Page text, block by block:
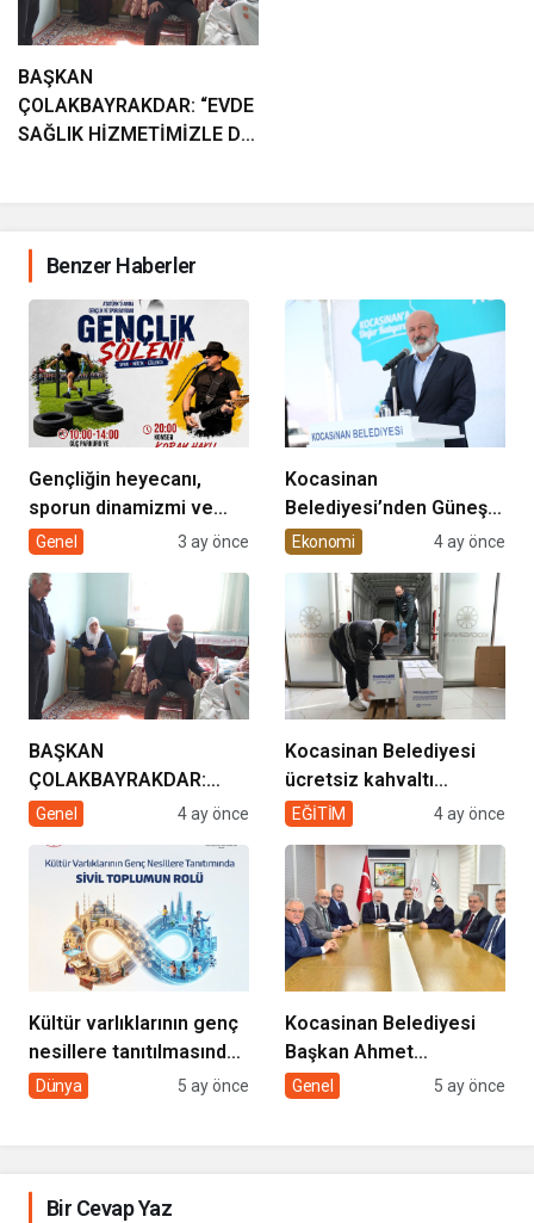
BAŞKAN
ÇOLAKBAYRAKDAR: “EVDE
SAĞLIK HİZMETİMİZLE DE
Benzer Haberler
Gençliğin heyecanı,
sporun dinamizmi ve
müziğin coşkusu
geliyor!
Genel 3 ay önce
Kocasinan
Belediyesi’nden Güneş
Enerjisi Hamlesi
Ekonomi 4 ay önce
BAŞKAN
ÇOLAKBAYRAKDAR:
“EVDE SAĞLIK
GÖNÜLLERE
DOKUNUYORUZ”
Genel 4 ay önce
Kocasinan Belediyesi
ücretsiz kahvaltı
desteği projesi
EĞİTİM 4 ay önce
Kültür varlıklarının genç
nesillere tanıtılmasında
sivil toplumun rolü
Dünya 5 ay önce
Kocasinan Belediyesi
Başkan Ahmet
Çolakbayrakdar ile
Genel 5 ay önce
Bir Cevap Yaz